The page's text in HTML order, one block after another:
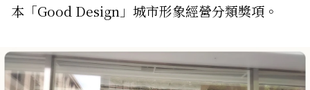
本「Good Design」城市形象經營分類獎項。